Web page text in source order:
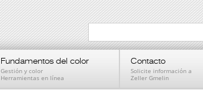
Fundamentos del color
Gestión y color
Herramientas en línea
Contacto
Solicite información a
Zeller Gmelin